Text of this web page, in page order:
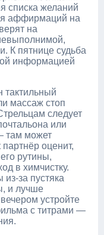
списка желаний
аффирмаций на
на
К пятнице судьба
информацией
тактильный
массаж стоп
следует
или
там может
оценит,
рутины,
в химчистку.
из-за пустяка
и лучше
устройте
с титрами —